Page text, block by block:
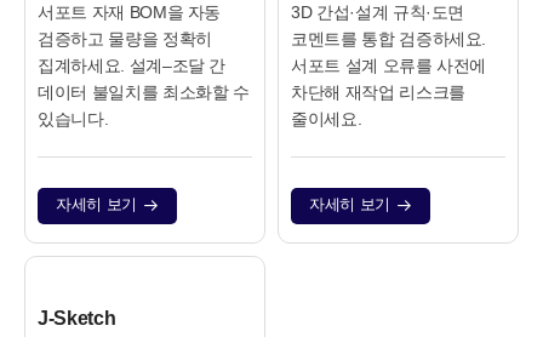
서포트 자재 BOM을 자동
검증하고 물량을 정확히
집계하세요. 설계–조달 간
데이터 불일치를 최소화할 수
있습니다.
자세히 보기
3D 간섭·설계 규칙·도면
코멘트를 통합 검증하세요.
서포트 설계 오류를 사전에
차단해 재작업 리스크를
줄이세요.
자세히 보기
J‑Sketch